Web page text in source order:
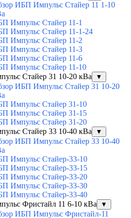
ИБП Импульс Стайер 11 1-10
Импульс Стайер 11-1
Импульс Стайер 11-1-24
Импульс Стайер 11-2
Импульс Стайер 11-3
Импульс Стайер 11-6
Импульс Стайер 11-10
Стайер 31 10-20 кВа
▼
ИБП Импульс Стайер 31 10-20
Импульс Стайер 31-10
Импульс Стайер 31-15
Импульс Стайер 31-20
Стайер 33 10-40 кВа
▼
ИБП Импульс Стайер 33 10-40
Импульс Стайер-33-10
Импульс Стайер-33-15
Импульс Стайер-33-20
Импульс Стайер-33-30
Импульс Стайер-33-40
Фристайл 11 6-10 кВа
▼
ИБП Импульс Фристайл-11